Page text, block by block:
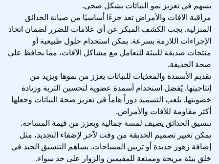
يسهم في تعزيز نمو النباتات بشكل صحي.
مراقبة الآفات والأمراض تعد جزءًا أساسيًا من صيانة الحدائق
المنزلية. يجب الكشف المبكر عن أي علامات للضرر لضمان اتخاذ
الإجراءات اللازمة بسرعة. يمكن استخدام حلول طبيعية أو
منتجات صديقة للبيئة للتعامل مع مشاكل الآفات، مما يحافظ على
صحة الحديقة.
تقديم الأسمدة والمغذيات للنباتات يعزز من نموها ويزيد من
إنتاجيتها. يُفضل استخدام أسمدة عضوية لتحسين التربة وزيادة
خصوبتها. يلعب التسميد دوراً هاماً في تعزيز صحة النباتات وجعلها
أكثر مقاومة للآفات والأمراض.
تنسيق الحدائق يضيف لمسة جمالية ويعزز من قيمة المساحة.
يمكن تغيير تصميم الحديقة من وقت لآخر لإضفاء التجديد، مثل
إضافة زهور جديدة أو تزيين المساحات. يساهم التنسيق الجيد في
خلق بيئة مريحة وممتعة للمقيمين والزوار على حد سواء.